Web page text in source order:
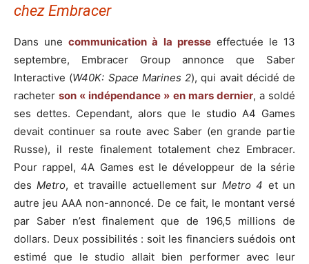
chez Embracer
Dans unecommunication à la presseeffectuée le 13
septembre, Embracer Group annonce que Saber
Interactive (W40K: Space Marines 2), qui avait décidé de
racheterson « indépendance » en mars dernier, a soldé
ses dettes. Cependant, alors que le studio A4 Games
devait continuer sa route avec Saber (en grande partie
Russe), il reste finalement totalement chez Embracer.
Pour rappel, 4A Games est le développeur de la série
desMetro, et travaille actuellement sur Metro 4 et un
autre jeu AAA non-annoncé. De ce fait, le montant versé
par Saber n’est finalement que de 196,5 millions de
dollars. Deux possibilités : soit les financiers suédois ont
estimé que le studio allait bien performer avec leur